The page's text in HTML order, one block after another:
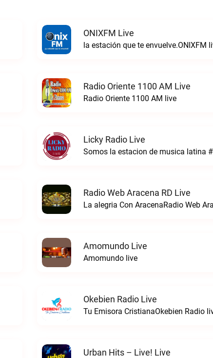
ONIXFM Live
la estación que te envuelve.ONIXFM
Radio Oriente 1100 AM Live
Radio Oriente 1100 AM live
Licky Radio Live
Somos la estacion de musica latina
Radio Web Aracena RD Live
La alegria Con AracenaRadio Web
Amomundo Live
Amomundo live
Okebien Radio Live
Tu Emisora CristianaOkebien Radio
Urban Hits – Live! Live